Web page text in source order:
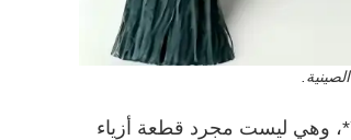
صُمِّمَت حقيبة رأس النمر من قبل العلامة التجارية الحرفية الإقليمية *Yaxiaoqi Handcraft*، وهي ليست مجرد قطعة أزياء